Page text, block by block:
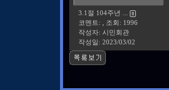
3.1절 104주년 ...
코멘트: , 조회: 1996
작성자: 시민회관
작성일: 2023/03/02